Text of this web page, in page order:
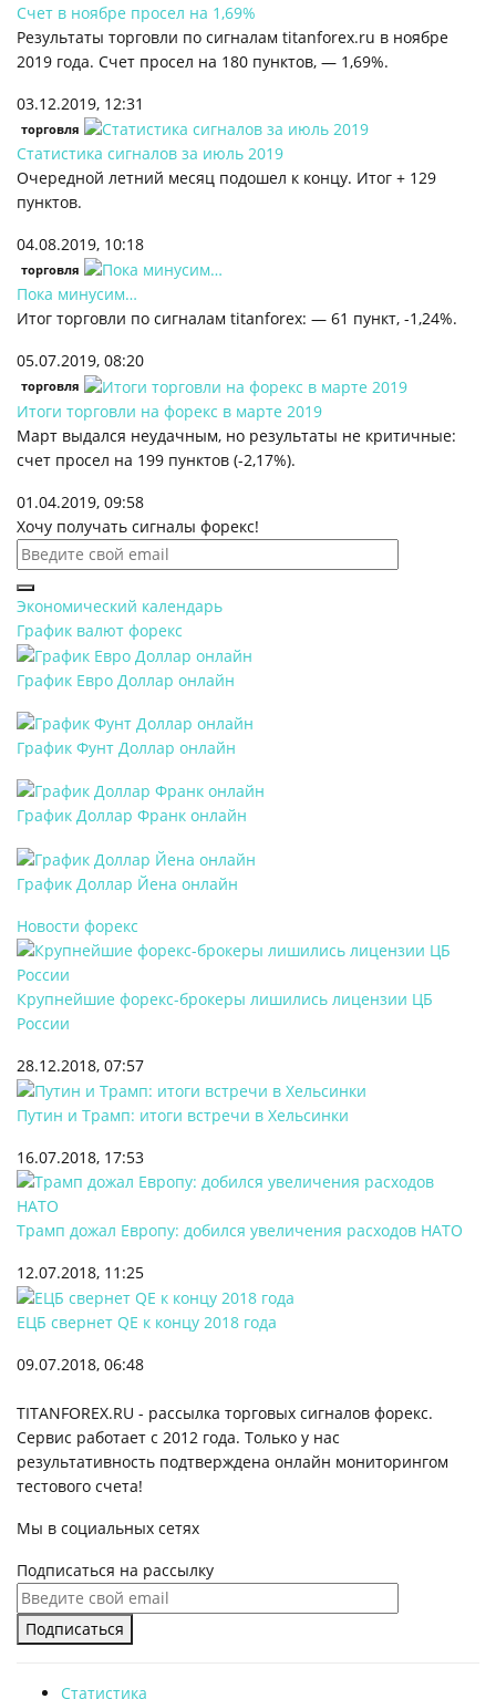
Счет в ноябре просел на 1,69%
Результаты торговли по сигналам titanforex.ru в ноябре
2019 года. Счет просел на 180 пунктов, — 1,69%.
03.12.2019, 12:31
торговля
Статистика сигналов за июль 2019
Очередной летний месяц подошел к концу. Итог + 129
пунктов.
04.08.2019, 10:18
торговля
Пока минусим…
Итог торговли по сигналам titanforex: — 61 пункт, -1,24%.
05.07.2019, 08:20
торговля
Итоги торговли на форекс в марте 2019
Март выдался неудачным, но результаты не критичные:
счет просел на 199 пунктов (-2,17%).
01.04.2019, 09:58
Хочу получать сигналы форекс!
Экономический календарь
График валют форекс
График Евро Доллар онлайн
График Фунт Доллар онлайн
График Доллар Франк онлайн
График Доллар Йена онлайн
Новости форекс
Крупнейшие форекс-брокеры лишились лицензии ЦБ
России
28.12.2018, 07:57
Путин и Трамп: итоги встречи в Хельсинки
16.07.2018, 17:53
Трамп дожал Европу: добился увеличения расходов НАТО
12.07.2018, 11:25
ЕЦБ свернет QE к концу 2018 года
09.07.2018, 06:48
TITANFOREX.RU - рассылка торговых сигналов форекс.
Сервис работает с 2012 года. Только у нас
результативность подтверждена онлайн мониторингом
тестового счета!
Мы в социальных сетях
Подписаться на рассылку
Подписаться
Статистика